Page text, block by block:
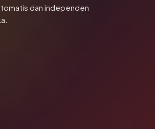
dan independen